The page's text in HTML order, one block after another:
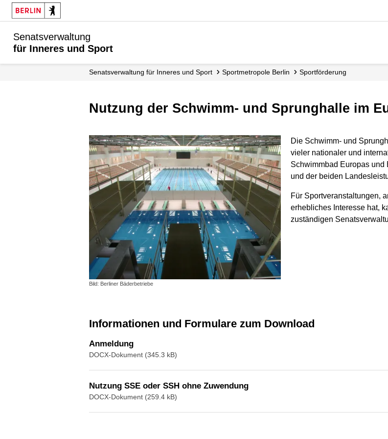
Senatsverwaltung
für Inneres und Sport
Senatsverwaltung für Inneres und Sport Sportmetropole Berlin Sportförderung
Nutzung der Schwimm- und Sprunghalle im
Bild: Berliner Bäderbetriebe
Die Schwimm- und
vieler nationaler und
Schwimmbad Europas und
und der beiden
Für Sportveranstaltungen,
erhebliches Interesse hat,
zuständigen
Informationen und Formulare zum Download
Anmeldung
DOCX-Dokument (345.3 kB)
Nutzung SSE oder SSH ohne Zuwendung
DOCX-Dokument (259.4 kB)